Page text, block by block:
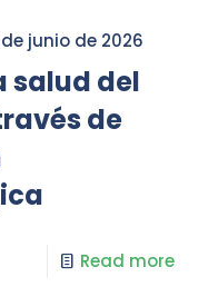
junio de 2026
salud del
de
Read more